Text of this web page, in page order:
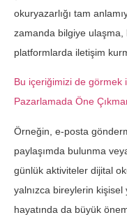
okuryazarlığı tam
zamanda bilgiye
platformlarda iletişim
Bu içeriğimizi de görmek
Pazarlamada Öne
Örneğin, e-posta
paylaşımda bulunma
günlük aktiviteler dijital
yalnızca bireylerin
hayatında da büyük